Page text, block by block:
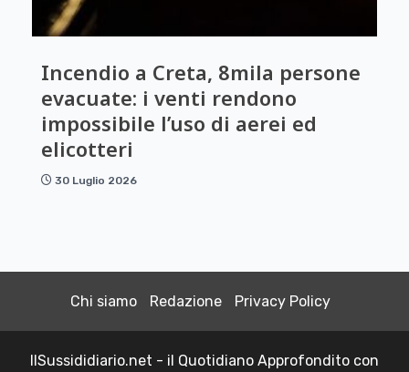
Incendio a Creta, 8mila persone
evacuate: i venti rendono
impossibile l’uso di aerei ed
elicotteri
30 Luglio 2026
Chi siamo Redazione Privacy Policy
IlSussididiario.net - il Quotidiano Approfondito con